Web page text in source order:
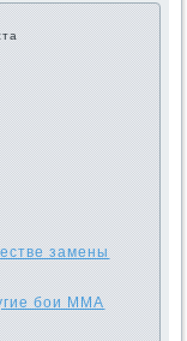
замены
бои ММА